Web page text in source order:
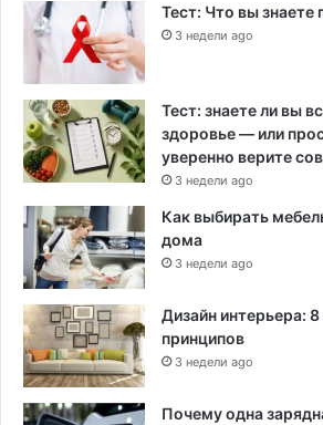
Тест: Что вы
3 недели ago
Тест: знаете ли вы
здоровье — или
уверенно верите
3 недели ago
Как выбирать
дома
3 недели ago
Дизайн интерьера:
принципов
3 недели ago
Почему одна